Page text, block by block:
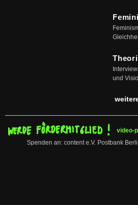
und
video-
Spenden an: content e.V. Postbank